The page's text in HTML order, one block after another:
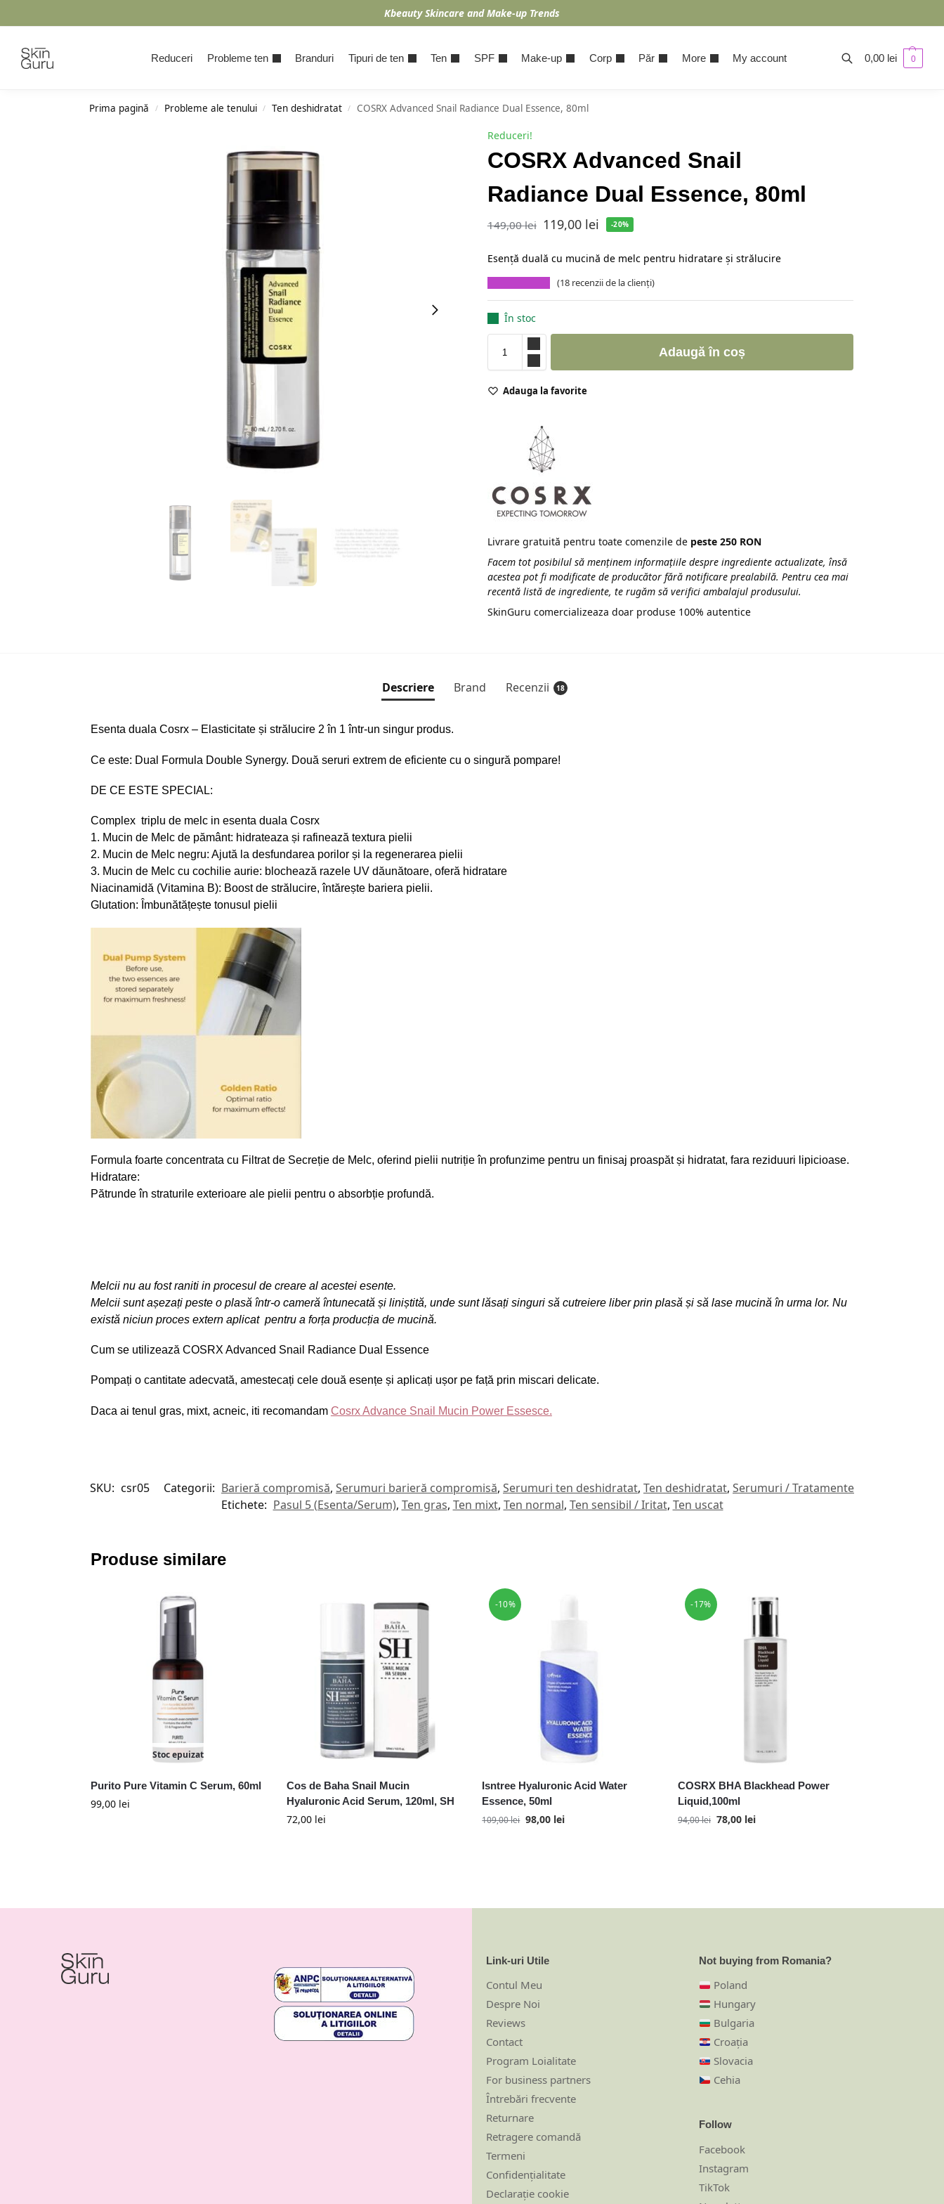
Kbeauty Skincare and Make-up Trends
Reduceri Probleme ten Branduri Tipuri de ten Ten SPF Make-up Corp Păr More My account 0,00 lei 0
Prima pagină / Probleme ale tenului / Ten deshidratat / COSRX Advanced Snail Radiance Dual Essence, 80ml
Reduceri!
COSRX Advanced Snail
Radiance Dual Essence, 80ml
149,00lei 119,00 lei -20%
Esență duală cu mucină de melc pentru hidratare și strălucire
(18 recenzii de la clienți)
În stoc
Adaugă în coș
Adauga la favorite
Livrare gratuită pentru toate comenzile de peste 250 RON
Facem tot posibilul să menținem informațiile despre ingrediente actualizate, însă
acestea pot fi modificate de producător fără notificare prealabilă. Pentru cea mai
recentă listă de ingrediente, te rugăm să verifici ambalajul produsului.
SkinGuru comercializeaza doar produse 100% autentice
Descriere Brand Recenzii 18
Esenta duala Cosrx – Elasticitate și strălucire 2 în 1 într-un singur produs.
Ce este: Dual Formula Double Synergy. Două seruri extrem de eficiente cu o singură pompare!
DE CE ESTE SPECIAL:
Complex triplu de melc in esenta duala Cosrx
1. Mucin de Melc de pământ: hidrateaza și rafinează textura pielii
2. Mucin de Melc negru: Ajută la desfundarea porilor și la regenerarea pielii
3. Mucin de Melc cu cochilie aurie: blochează razele UV dăunătoare, oferă hidratare
Niacinamidă (Vitamina B): Boost de strălucire, întărește bariera pielii.
Glutation: Îmbunătățește tonusul pielii
Formula foarte concentrata cu Filtrat de Secreție de Melc, oferind pielii nutriție în profunzime pentru un finisaj proaspăt și hidratat, fara reziduuri lipicioase.
Hidratare:
Pătrunde în straturile exterioare ale pielii pentru o absorbție profundă.
Melcii nu au fost raniti in procesul de creare al acestei esente.
Melcii sunt așezați peste o plasă într-o cameră întunecată și liniștită, unde sunt lăsați singuri să cutreiere liber prin plasă și să lase mucină în urma lor. Nu
există niciun proces extern aplicat pentru a forța producția de mucină.
Cum se utilizează COSRX Advanced Snail Radiance Dual Essence
Pompați o cantitate adecvată, amestecați cele două esențe și aplicați ușor pe față prin miscari delicate.
Daca ai tenul gras, mixt, acneic, iti recomandam Cosrx Advance Snail Mucin Power Essesce.
SKU: csr05 Categorii: Barieră compromisă, Serumuri barieră compromisă, Serumuri ten deshidratat, Ten deshidratat, Serumuri / Tratamente
Etichete: Pasul 5 (Esenta/Serum), Ten gras, Ten mixt, Ten normal, Ten sensibil / Iritat, Ten uscat
Produse similare
Stoc epuizat
Purito Pure Vitamin C Serum, 60ml
99,00 lei
Cos de Baha Snail Mucin
Hyaluronic Acid Serum, 120ml, SH
72,00 lei
-10%
Isntree Hyaluronic Acid Water
Essence, 50ml
109,00lei 98,00 lei
-17%
COSRX BHA Blackhead Power
Liquid,100ml
94,00lei 78,00 lei
Link-uri Utile
Contul Meu
Despre Noi
Reviews
Contact
Program Loialitate
For business partners
Întrebări frecvente
Returnare
Retragere comandă
Termeni
Confidențialitate
Declarație cookie
Not buying from Romania?
Poland
Hungary
Bulgaria
Croația
Slovacia
Cehia
Follow
Facebook
Instagram
TikTok